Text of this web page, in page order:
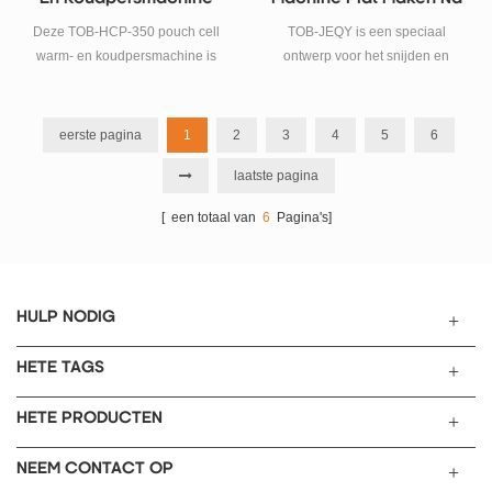
worden ingesteld. plc hmi-
systeem om mens-computer
dialoog te bereiken, eenvoudig
Deze TOB-HCP-350 pouch cell
warm- en koudpersmachine is
warmpersen en koudpersen van
lithium-ion pouch cellen.
Het Lassen
TOB-JEQY is een speciaal
ontwerp voor het snijden en
eerste pagina
1 2 3 4 5 6
laatste pagina
[ een totaal van 6 Pagina's]
HULP NODIG
HETE TAGS
HETE PRODUCTEN
NEEM CONTACT OP